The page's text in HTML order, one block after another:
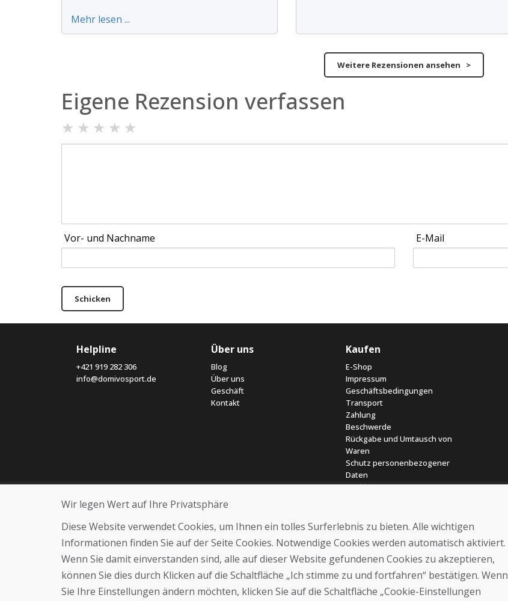
Mehr lesen ...
Weitere Rezensionen ansehen >
Eigene Rezension verfassen
★ ★ ★ ★ ★
Vor- und Nachname E-Mail
Schicken
Helpline
+421 919 282 306
info@domivosport.de
Über uns
Blog
Über uns
Geschäft
Kontakt
Kaufen
E-Shop
Impressum
Geschäftsbedingungen
Transport
Zahlung
Beschwerde
Rückgabe und Umtausch von
Waren
Schutz personenbezogener
Daten
Cookies
© DOMIVOSPORT 2026, Alle Rechte vorbehalten
Website-Erstellung Erstellung von E-Shops
Wir legen Wert auf Ihre Privatsphäre
Diese Website verwendet Cookies, um Ihnen ein tolles Surferlebnis zu bieten. Alle wichtigen
Informationen finden Sie auf der Seite Cookies. Notwendige Cookies werden automatisch aktiviert.
Wenn Sie damit einverstanden sind, alle auf dieser Website gefundenen Cookies zu akzeptieren,
können Sie dies durch Klicken auf die Schaltfläche „Ich stimme zu und fortfahren“ bestätigen. Wenn
Sie Ihre Einstellungen ändern möchten, klicken Sie auf die Schaltfläche „Cookie-Einstellungen